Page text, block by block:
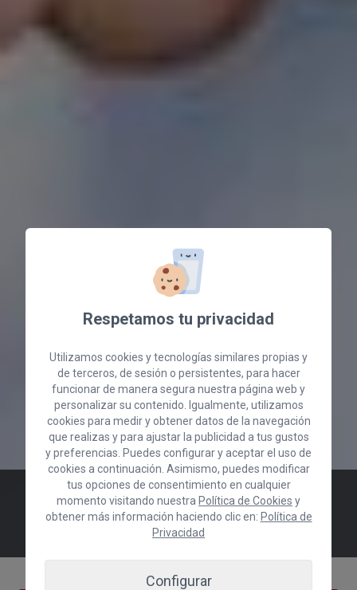
OFERTA DE EMPLEO PARA EL
DEPARTAMENTO INTERNACIONAL
2023/01/11
Respetamos tu privacidad
Utilizamos cookies y tecnologías similares propias y
de terceros, de sesión o persistentes, para hacer
funcionar de manera segura nuestra página web y
personalizar su contenido. Igualmente, utilizamos
cookies para medir y obtener datos de la navegación
que realizas y para ajustar la publicidad a tus gustos
y preferencias. Puedes configurar y aceptar el uso de
cookies a continuación. Asimismo, puedes modificar
tus opciones de consentimiento en cualquier
momento visitando nuestra Política de Cookies y
obtener más información haciendo clic en: Política de
Privacidad
Configurar